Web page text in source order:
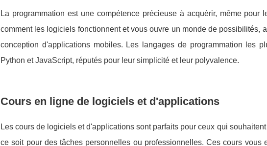
La programmation est une compétence précieuse à acquérir, même pour
comment les logiciels fonctionnent et vous ouvre un monde de possibilités,
conception d'applications mobiles. Les langages de programmation les
Python et JavaScript, réputés pour leur simplicité et leur polyvalence.
Cours en ligne de logiciels et d'applications
Les cours de logiciels et d'applications sont parfaits pour ceux qui
ce soit pour des tâches personnelles ou professionnelles. Ces cours vous